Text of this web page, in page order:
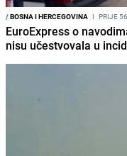
/BOSNA I HERCEGOVINA I PRIJE
EuroExpress o
nisu učestvovala u